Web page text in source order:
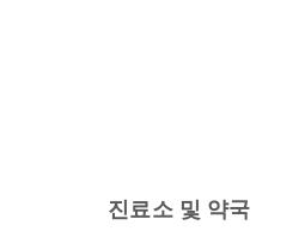
진료소 및 약국